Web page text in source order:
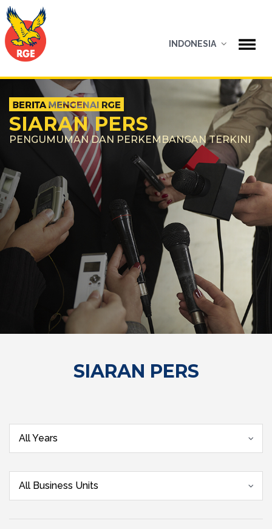
INDONESIA
SIARAN PERS
PENGUMUMAN DAN PERKEMBANGAN TERKINI
SIARAN PERS
All Years
All Business Units